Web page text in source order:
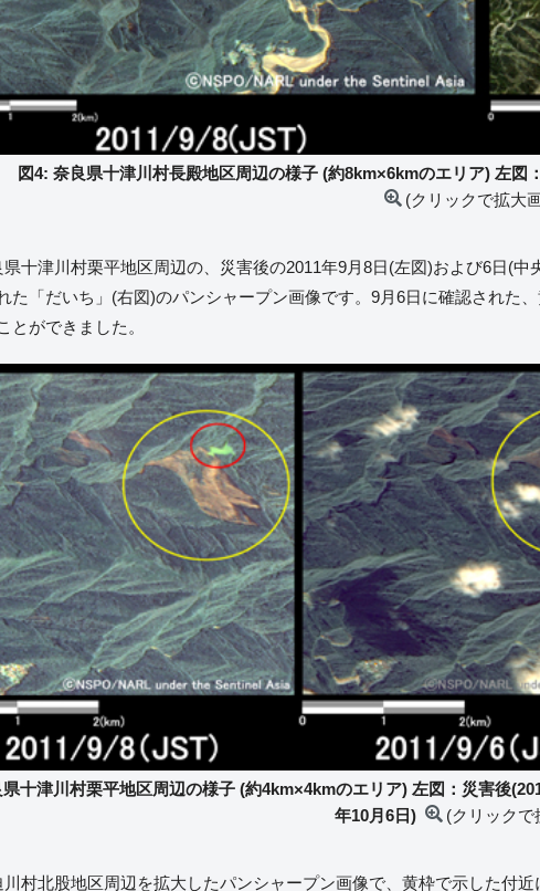
図4: 奈良県十津川村長殿地区周辺の様子 (約8km×6kmのエリア) 左図
(クリックで拡大
県十津川村栗平地区周辺の、災害後の2011年9月8日(左図)および6日(
た「だいち」(右図)のパンシャープン画像です。9月6日に確認された
とができました。
県十津川村栗平地区周辺の様子 (約4km×4kmのエリア) 左図：災害後
年10月6日)
(クリックで
川村北股地区周辺を拡大したパンシャープン画像で、黄枠で示した付